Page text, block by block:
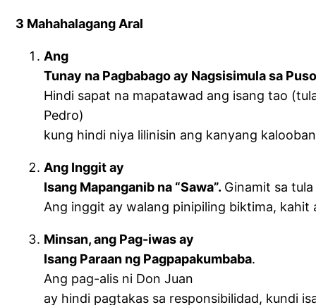
3 Mahahalagang Aral
Ang
Tunay na Pagbabago ay Nagsisimula sa
Hindi sapat na mapatawad ang isang tao
Pedro)
kung hindi niya lilinisin ang kanyang
Ang Inggit ay
Isang Mapanganib na “Sawa”. Ginamit sa
Ang inggit ay walang pinipiling biktima,
Minsan, ang Pag-iwas ay
Isang Paraan ng Pagpapakumbaba.
Ang pag-alis ni Don Juan
ay hindi pagtakas sa responsibilidad, kundi